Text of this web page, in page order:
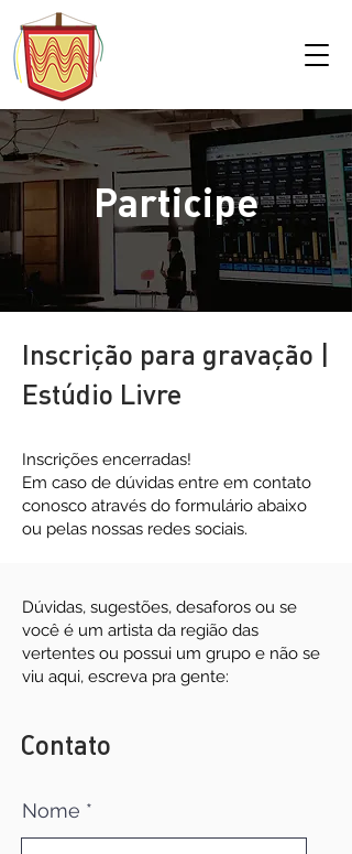
Participe
Inscrição para gravação |
Estúdio Livre
Inscrições encerradas!
Em caso de dúvidas entre em contato
conosco através do formulário abaixo
ou pelas nossas redes sociais.
Dúvidas, sugestões, desaforos ou se
você é um artista da região das
vertentes ou possui um grupo e não se
viu aqui, escreva pra gente:
Contato
Nome